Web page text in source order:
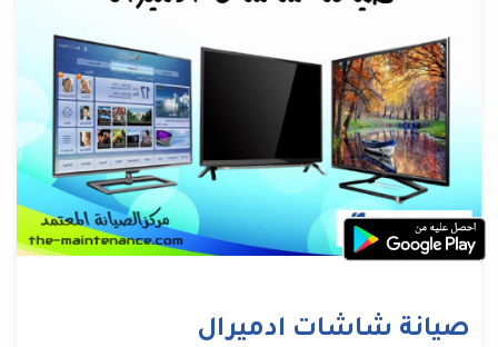
صيانة شاشات ادميرال